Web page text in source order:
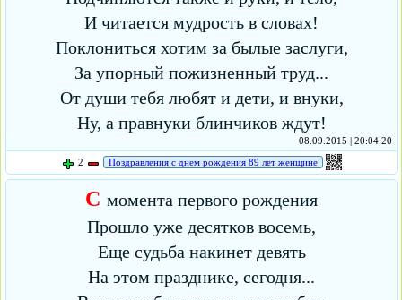
И читается мудрость в словах!
Поклониться хотим за былые заслуги,
За упорный пожизненный труд...
От души тебя любят и дети, и внуки,
Ну, а правнуки блинчиков ждут!
08.09.2015 | 20:04:20
2
Поздравления с днем рождения 89 лет женщине
С момента первого рождения
Прошло уже десятков восемь,
Еще судьба накинет девять
На этом празднике, сегодня...